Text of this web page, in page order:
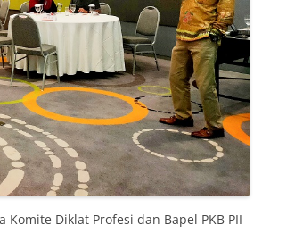
Diklat Profesi dan Bapel PKB PII